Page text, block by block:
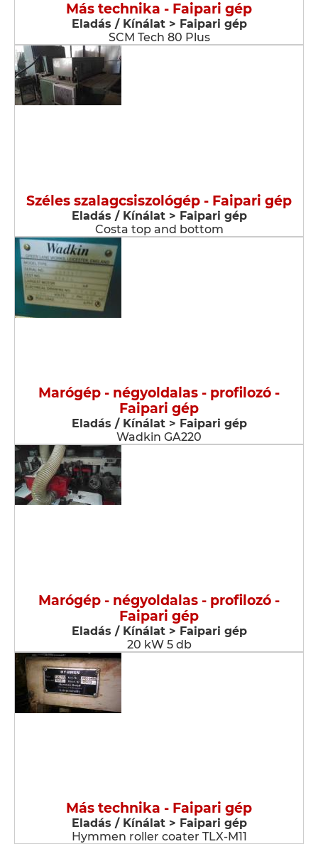
Más technika - Faipari gép
Eladás / Kínálat > Faipari gép
SCM Tech 80 Plus
Széles szalagcsiszológép - Faipari gép
Eladás / Kínálat > Faipari gép
Costa top and bottom
Marógép - négyoldalas - profilozó -
Faipari gép
Eladás / Kínálat > Faipari gép
Wadkin GA220
Marógép - négyoldalas - profilozó -
Faipari gép
Eladás / Kínálat > Faipari gép
20 kW 5 db
Más technika - Faipari gép
Eladás / Kínálat > Faipari gép
Hymmen roller coater TLX-M11